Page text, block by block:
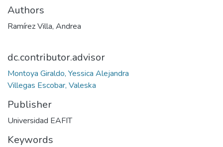
Authors
Ramírez Villa, Andrea
dc.contributor.advisor
Montoya Giraldo, Yessica Alejandra
Villegas Escobar, Valeska
Publisher
Universidad EAFIT
Keywords